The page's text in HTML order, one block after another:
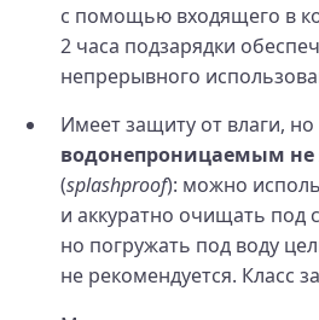
с помощью входящего в
2 часа подзарядки
непрерывного
Имеет защиту от влаги, но
водонепроницаемым не
(splashproof): можно
и аккуратно очищать под
но погружать под воду
не рекомендуется. Класс